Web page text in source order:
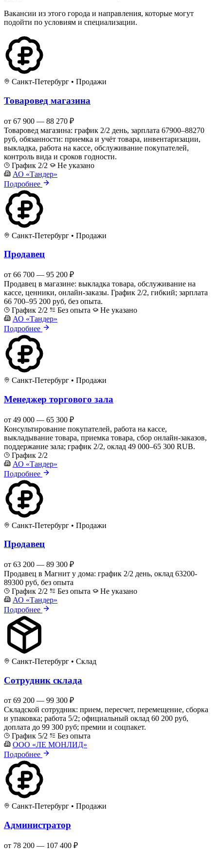
Вакансии из этого города и направления, которые могут
подойти по условиям и специализации.
Санкт-Петербург • Продажи
Товаровед магазина
от 67 900 — 88 270 ₽
Товаровед магазина: график 2/2 день, зарплата 67900–88270
руб, обязанности: приемка и учёт товара, инвентаризации,
выкладка, работа на кассе, обслуживание покупателей,
контроль вида и сроков годности.
График 2/2
Не указано
АО «Тандер»
Подробнее
Санкт-Петербург • Продажи
Продавец
от 66 700 — 95 200 ₽
Продавец в магазине: выкладка товара, обслуживание на
кассе, ценники, онлайн-заказы. График 2/2, гибкий; зарплата
66 700–95 200 руб, без опыта.
График 2/2
Без опыта
Не указано
АО «Тандер»
Подробнее
Санкт-Петербург • Продажи
Менеджер торгового зала
от 49 000 — 65 300 ₽
Консультирование покупателей, работа на кассе,
выкладывание товара, приемка товара, сбор онлайн-заказов,
поддержание зала; график 2/2, оклад 49 000–65 300 RUB.
График 2/2
АО «Тандер»
Подробнее
Санкт-Петербург • Продажи
Продавец
от 63 200 — 89 300 ₽
Продавец в Магнит у дома: график 2/2 день, оклад 63200-
89300 руб, без опыта
График 2/2
Без опыта
Не указано
АО «Тандер»
Подробнее
Санкт-Петербург • Склад
Сотрудник склада
от 69 200 — 99 300 ₽
Складской сотрудник: прием, пересчет, перемещение, сборка
и упаковка; работа 5/2; официальный оклад 60 200 руб,
доплата до 99 300 руб; премии и соцпакет.
График 5/2
Без опыта
ООО «ЛЕ МОНЛИД»
Подробнее
Санкт-Петербург • Продажи
Администратор
от 78 200 — 107 400 ₽